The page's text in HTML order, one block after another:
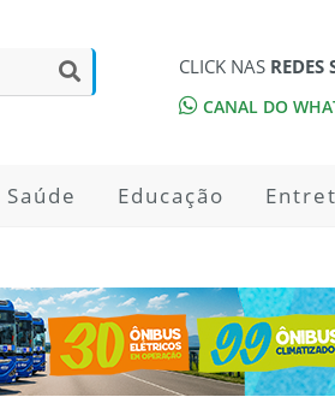
CLICK NAS REDES
CANAL DO
Saúde Educação